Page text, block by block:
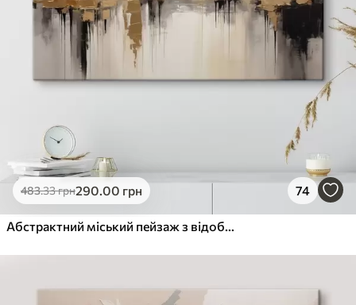
483.33грн290.00 грн 74
Абстрактний міський пейзаж з відображеннями будівель у воді, створений у нейтральних тонах з акцентами теплих відтінків